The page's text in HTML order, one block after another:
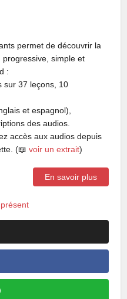
permet de découvrir la
simple et
:
sur 37 leçons, 10
et espagnol),
des audios.
accès aux audios depuis
(📖voir un extrait)
En savoir plus